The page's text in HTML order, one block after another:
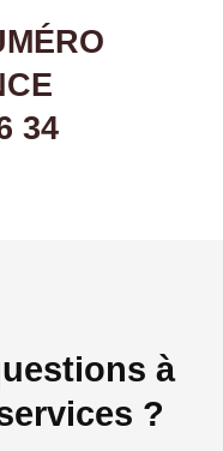
34
à
?